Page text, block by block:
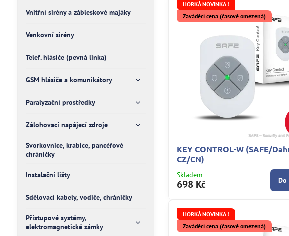
HORKÁ NOVINKA !
Zaváděcí cena (časově omezená)
KEY CONTROL-W (SAFE/
CZ/CN)
Skladem
698 Kč Do
HORKÁ NOVINKA !
Zaváděcí cena (časově omezená)
Vnitřní sirény a zábleskové majáky
Venkovní sirény
Telef. hlásiče (pevná linka)
GSM hlásiče a komunikátory
Paralyzační prostředky
Zálohovací napájecí zdroje
Svorkovnice, krabice, pancéřové
chráničky
Instalační lišty
Sdělovací kabely, vodiče, chráničky
Přístupové systémy,
elektromagnetické zámky